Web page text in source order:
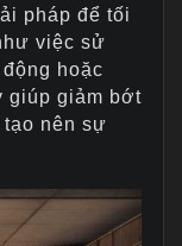
pháp để tối
việc sử
hoặc
giúp giảm bớt
nên sự